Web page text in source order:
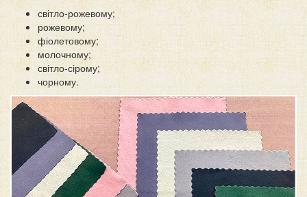
світло-рожевому;
рожевому;
фіолетовому;
молочному;
світло-сірому;
чорному.